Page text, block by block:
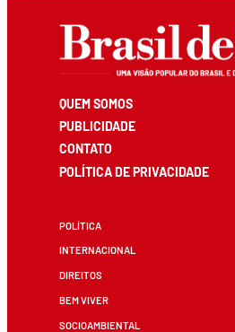
QUEM SOMOS
PUBLICIDADE
CONTATO
POLÍTICA DE PRIVACIDADE
POLÍTICA
INTERNACIONAL
DIREITOS
BEM VIVER
SOCIOAMBIENTAL